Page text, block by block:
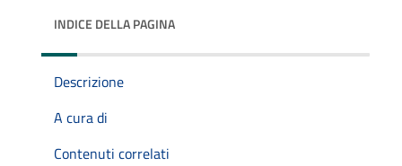
INDICE DELLA PAGINA
Descrizione
A cura di
Contenuti correlati